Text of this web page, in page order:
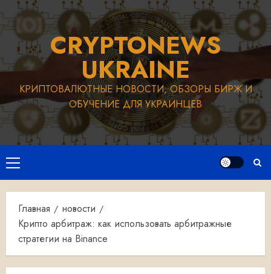
Перейти
к
содержимомуCRYPTONEWS
UKRAINE
КРИПТОВАЛЮТНЫЕ НОВОСТИ, ОБЗОРЫ БИРЖ И
ОБУЧЕНИЕ ДЛЯ УКРАИНЦЕВ
Основное
меню
Главная
новости
Крипто арбитраж: как использовать арбитражные
стратегии на Binance